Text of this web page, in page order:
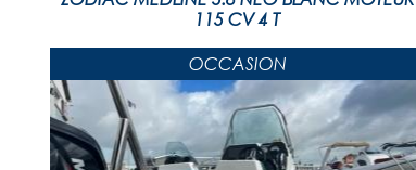
115 CV 4 T
OCCASION